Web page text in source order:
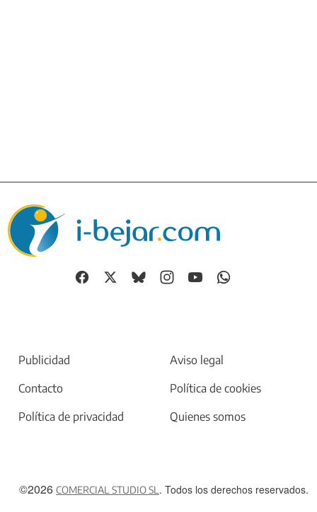
Publicidad
Aviso legal
Contacto
Política de cookies
Política de privacidad
Quienes somos
©2026 COMERCIAL STUDIO SL . Todos los derechos reservados.